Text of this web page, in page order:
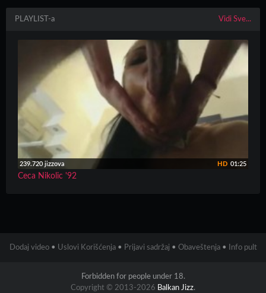
PLAYLIST-a Vidi Sve...
239.720 jizzova 01:25
HD
Ceca Nikolic '92
Dodaj video • Uslovi Korišćenja • Prijavi sadržaj • Obaveštenja • Info pult
Forbidden for people under 18.
Copyright © 2013-2026 Balkan Jizz.